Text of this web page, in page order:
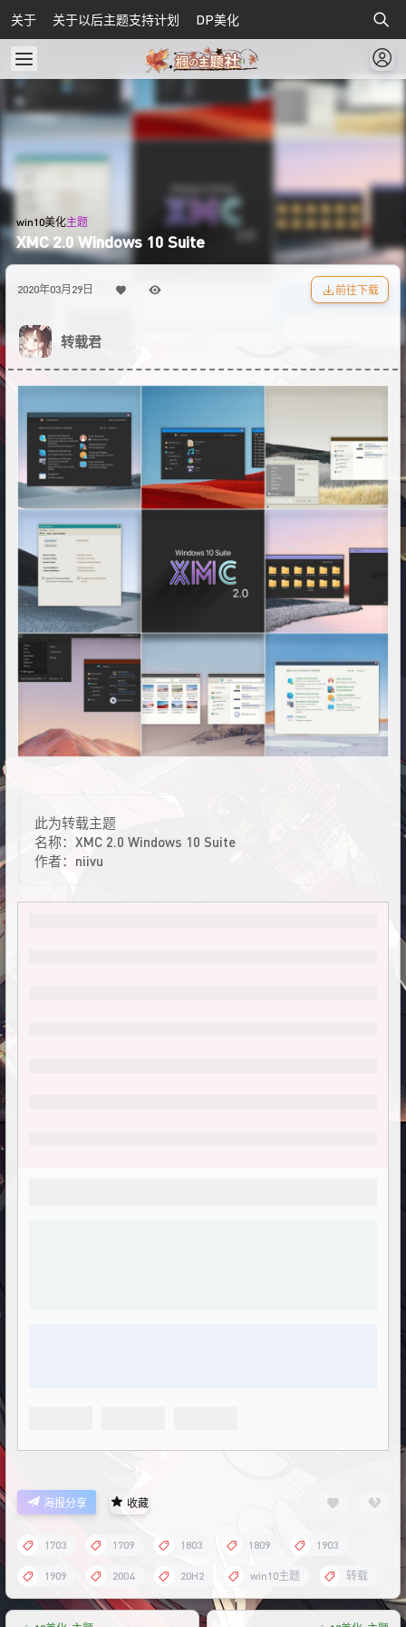
关于 关于以后主题支持计划 DP美化
win10美化主题
XMC 2.0 Windows 10 Suite
2020年03月29日 前往下载
转载君
此为转载主题
名称：XMC 2.0 Windows 10 Suite
作者：niivu
海报分享 收藏
1703 1709 1803 1809 1903
1909 2004 20H2 win10主题 转载